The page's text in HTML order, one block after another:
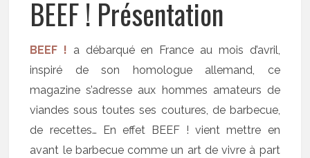
BEEF ! Présentation
BEEF ! a débarqué en France au mois d’avril,
inspiré de son homologue allemand, ce
magazine s’adresse aux hommes amateurs de
viandes sous toutes ses coutures, de barbecue,
de recettes… En effet BEEF ! vient mettre en
avant le barbecue comme un art de vivre à part